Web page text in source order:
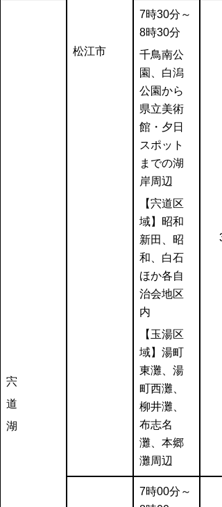
松江市
宍
道
湖
7時30分～
8時30分
千鳥南公
園、白潟
公園から
県立美術
館・夕日
スポット
までの湖
岸周辺
【宍道区
域】昭和
新田、昭
和、白石
ほか各自
治会地区
内
【玉湯区
域】湯町
東灘、湯
町西灘、
柳井灘、
布志名
灘、本郷
灘周辺
7時00分～